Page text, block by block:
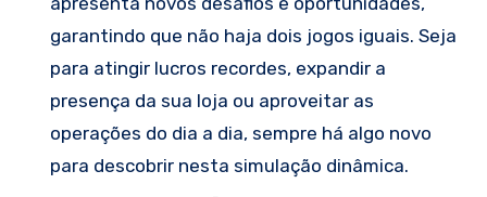
garantindo que não haja dois jogos iguais. Seja
para atingir lucros recordes, expandir a
presença da sua loja ou aproveitar as
operações do dia a dia, sempre há algo novo
para descobrir nesta simulação dinâmica.